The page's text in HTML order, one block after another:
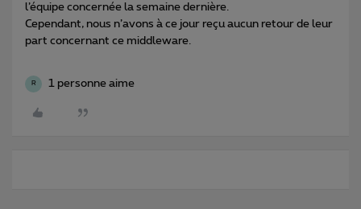
l’équipe concernée la semaine dernière.
Cependant, nous n’avons à ce jour reçu aucun retour de leur
part concernant ce middleware.
R 1 personne aime